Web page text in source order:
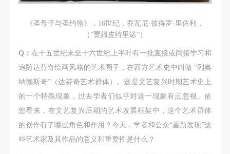
《圣母子与圣约翰》，16世纪，乔瓦尼·彼得罗·里佐利，
（”贾姆皮特里诺”）
Q： 在十五世纪末至十六世纪上半叶有一批直接或间接学习和
追随达芬奇绘画风格的艺术圈子，在西方艺术史中叫做 “列奥
纳德斯奇”（达芬奇艺术群体）。这是文艺复兴时期艺术史上
的一个特殊现象，过去学者们似乎对这一现象有点忽视。依
您看来，在文艺复兴后期的艺术发展框架中，这个艺术群体
的创作有了哪些角色和作用？今天，学者和公众“重新发现”这
些艺术家及其作品的意义和重要性是什么？
应的责任与损失，应由参与活动者根据相应的法律条
文、组织规定进行协商和赔偿。并追究相应的法律责
第六条
参与活动者在参与活动时应当在美术馆工作人员及活
动导师、教师指导下进行，并正确的使用活动中所涉
及到的绘画工具、创作材料及配套设备、设施，若参
与者因个人原因在使用相应绘画工具、创作材料及配
套设备、设施造成个人受伤、伤害他人及造成相应工
具、材料、设备或设施的故障或损坏。参与活动者应
应的责任与损失，应由参与活动者根据相应的法律条
文、组织规定进行协商和赔偿。并追究相应的法律责
第六条
参与活动者在参与活动时应当在美术馆工作人员及活
动导师、教师指导下进行，并正确的使用活动中所涉
及到的绘画工具、创作材料及配套设备、设施，若参
与者因个人原因在使用相应绘画工具、创作材料及配
套设备、设施造成个人受伤、伤害他人及造成相应工
具、材料、设备或设施的故障或损坏。参与活动者应
应的责任与损失，应由参与活动者根据相应的法律条
文、组织规定进行协商和赔偿。并追究相应的法律责
第六条
参与活动者在参与活动时应当在美术馆工作人员及活
动导师、教师指导下进行，并正确的使用活动中所涉
及到的绘画工具、创作材料及配套设备、设施，若参
与者因个人原因在使用相应绘画工具、创作材料及配
套设备、设施造成个人受伤、伤害他人及造成相应工
具、材料、设备或设施的故障或损坏。参与活动者应